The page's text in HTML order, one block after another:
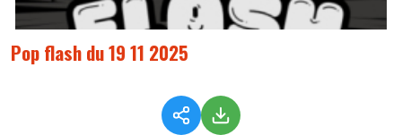
Pop flash du 19 11 2025